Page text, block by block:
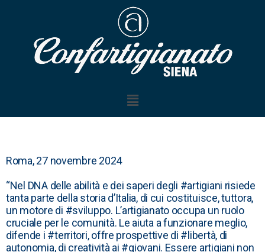
Roma, 27 novembre 2024
“Nel DNA delle abilità e dei saperi degli #artigiani risiede
tanta parte della storia d’Italia, di cui costituisce, tuttora,
un motore di #sviluppo. L’artigianato occupa un ruolo
cruciale per le comunità. Le aiuta a funzionare meglio,
difende i #territori, offre prospettive di #libertà, di
autonomia, di creatività ai #giovani. Essere artigiani non